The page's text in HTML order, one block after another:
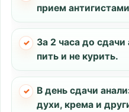
прием
За 2 часа до сдачи
пить и не курить.
В день сдачи
духи, крема и